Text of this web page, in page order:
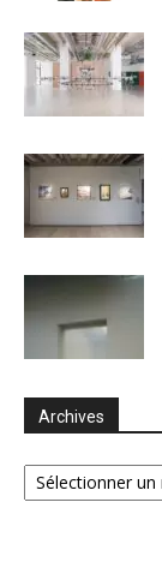
Archives
Archives